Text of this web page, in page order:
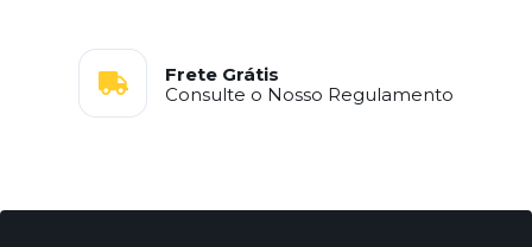
Frete Grátis
Consulte o Nosso Regulamento